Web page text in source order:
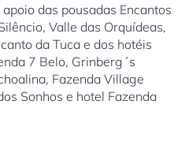
das pousadas Encantos
Valle das Orquídeas,
da Tuca e dos hotéis
7 Belo, Grinberg´s
Fazenda Village
Sonhos e hotel Fazenda